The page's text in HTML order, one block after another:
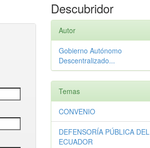
Descubridor
Autor
Gobierno Autónomo
Descentralizado...
Temas
CONVENIO
DEFENSORÍA PÚBLICA DEL
ECUADOR